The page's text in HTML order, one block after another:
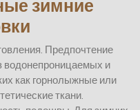
зимние
Предпочтение
водонепроницаемых и
как горнолыжные или
ткани.